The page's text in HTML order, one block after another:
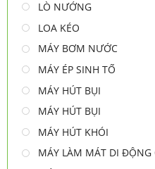
LÒ NƯỚNG
LOA KÉO
MÁY BƠM NƯỚC
MÁY ÉP SINH TỐ
MÁY HÚT BỤI
MÁY HÚT BỤI
MÁY HÚT KHÓI
MÁY LÀM MÁT DI ĐỘNG